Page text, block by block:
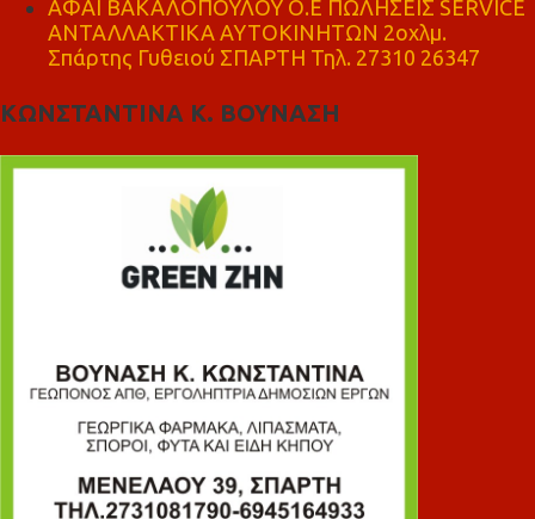
ΑΦΑΙ ΒΑΚΑΛΟΠΟΥΛΟΥ Ο.Ε ΠΩΛΗΣΕΙΣ SERVICE
ΑΝΤΑΛΛΑΚΤΙΚΑ ΑΥΤΟΚΙΝΗΤΩΝ 2οχλμ.
Σπάρτης Γυθειού ΣΠΑΡΤΗ Τηλ. 27310 26347
ΚΩΝΣΤΑΝΤΙΝΑ Κ. ΒΟΥΝΑΣΗ